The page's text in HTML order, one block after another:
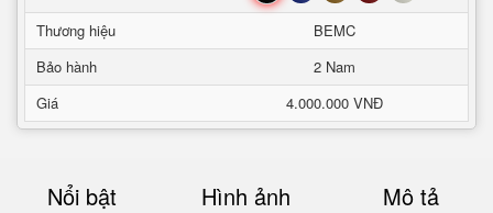
Thương hiệu
BEMC
Bảo hành
2 Nam
Giá
4.000.000 VNĐ
Nổi bật Hình ảnh Mô tả